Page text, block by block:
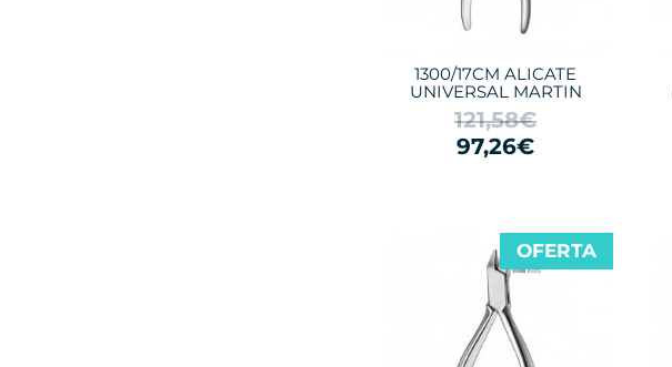
1300/17CM ALICATE
UNIVERSAL MARTIN
121,58€
97,26€
OFERTA